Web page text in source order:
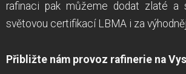
rafinaci pak můžeme dodat zlaté a
světovou certifikací LBMA i za
Přibližte nám provoz rafinerie na